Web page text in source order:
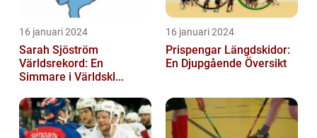
16 januari 2024
Sarah Sjöström
Världsrekord: En
Simmare i Världskl...
16 januari 2024
Prispengar Längdskidor:
En Djupgående Översikt